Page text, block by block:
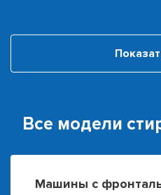
Все модели
Машины с